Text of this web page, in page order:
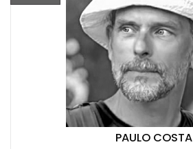
PAULO COSTA